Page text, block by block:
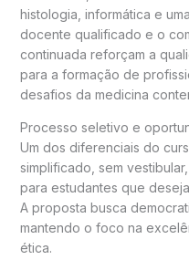
histologia, informática e
docente qualificado e o
continuada reforçam a
para a formação de
desafios da medicina
Processo seletivo e
Um dos diferenciais do
simplificado, sem
para estudantes que
A proposta busca
mantendo o foco na
ética.